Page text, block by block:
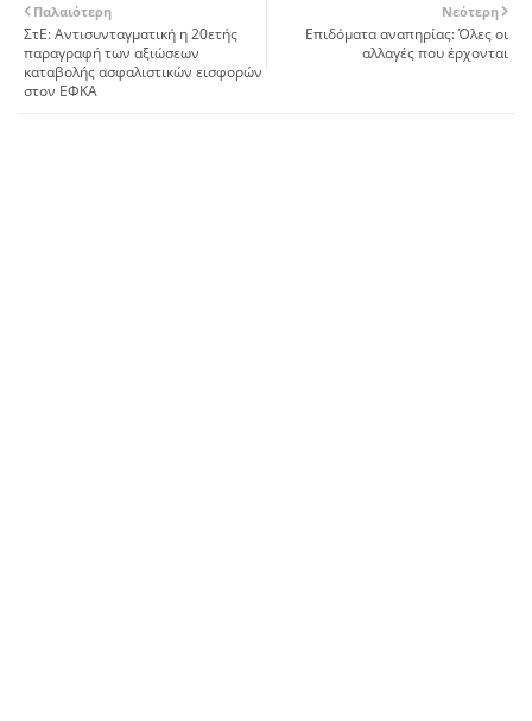
Νεότερη
Επιδόματα αναπηρίας: Όλες οι
αλλαγές που έρχονται
Παλαιότερη
ΣτΕ: Αντισυνταγματική η 20ετής
παραγραφή των αξιώσεων
καταβολής ασφαλιστικών εισφορών
στον ΕΦΚΑ